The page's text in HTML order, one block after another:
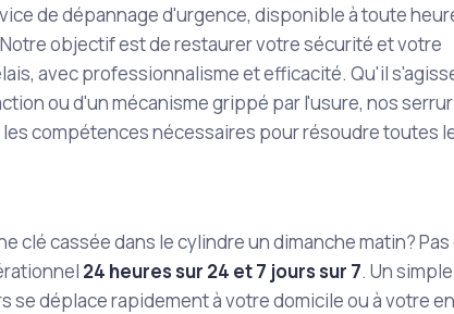
de dépannage d'urgence, disponible à toute
objectif est de restaurer votre sécurité et votre
avec professionnalisme et efficacité. Qu'il
ou d'un mécanisme grippé par l'usure, nos
compétences nécessaires pour résoudre toutes
clé cassée dans le cylindre un dimanche matin? Pas
24 heures sur 24 et 7 jours sur 7. Un
se déplace rapidement à votre domicile ou à votre